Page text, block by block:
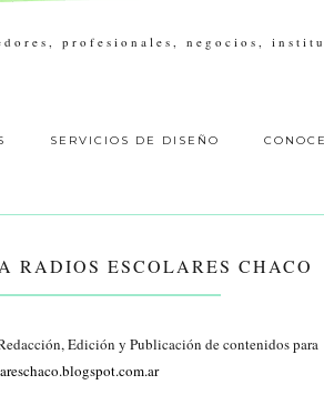
profesionales, negocios,
SERVICIOS DE DISEÑO
RADIOS ESCOLARES CHACO
Edición y Publicación de contenidos para